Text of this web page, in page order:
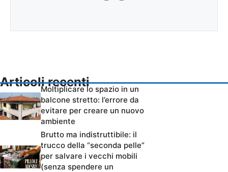
Articoli recenti
Moltiplicare lo spazio in un
balcone stretto: l’errore da
evitare per creare un nuovo
ambiente
Brutto ma indistruttibile: il
trucco della “seconda pelle”
per salvare i vecchi mobili
(senza spendere un